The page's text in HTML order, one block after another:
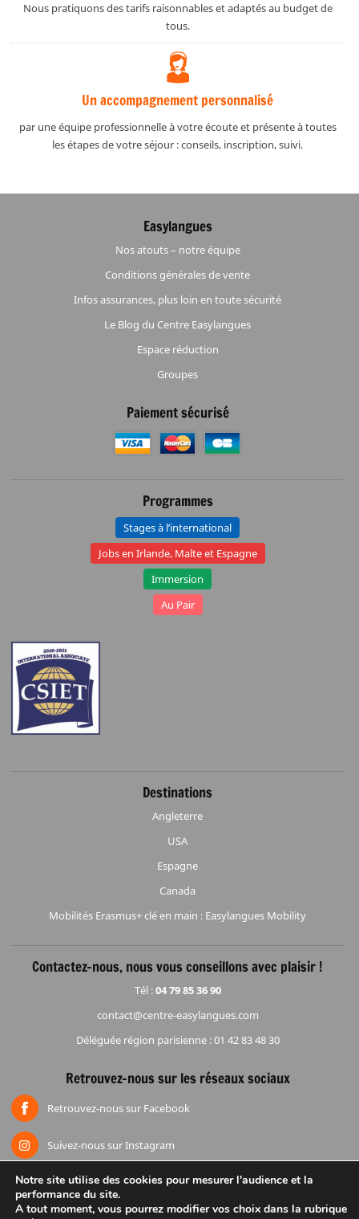
Nous pratiquons des tarifs raisonnables et adaptés au budget de
tous.
Un accompagnement personnalisé
par une équipe professionnelle à votre écoute et présente à toutes
les étapes de votre séjour : conseils, inscription, suivi.
Easylangues
Nos atouts – notre équipe
Conditions générales de vente
Infos assurances, plus loin en toute sécurité
Le Blog du Centre Easylangues
Espace réduction
Groupes
Paiement sécurisé
Programmes
Stages à l’international
Jobs en Irlande, Malte et Espagne
Immersion
Au Pair
Destinations
Angleterre
USA
Espagne
Canada
Mobilités Erasmus+ clé en main : Easylangues Mobility
Contactez-nous, nous vous conseillons avec plaisir !
Tél :04 79 85 36 90
contact@centre-easylangues.com
Déléguée région parisienne : 01 42 83 48 30
Retrouvez-nous sur les réseaux sociaux
Retrouvez-nous sur Facebook
Suivez-nous sur Instagram
Accueil Mentions légales Espace réduction
Groupes
Notre site utilise des cookies pour mesurer l'audience et la
performance du site.
A tout moment, vous pourrez modifier vos choix dans la rubrique